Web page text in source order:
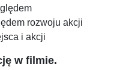
rozwoju akcji
i akcji
w filmie.